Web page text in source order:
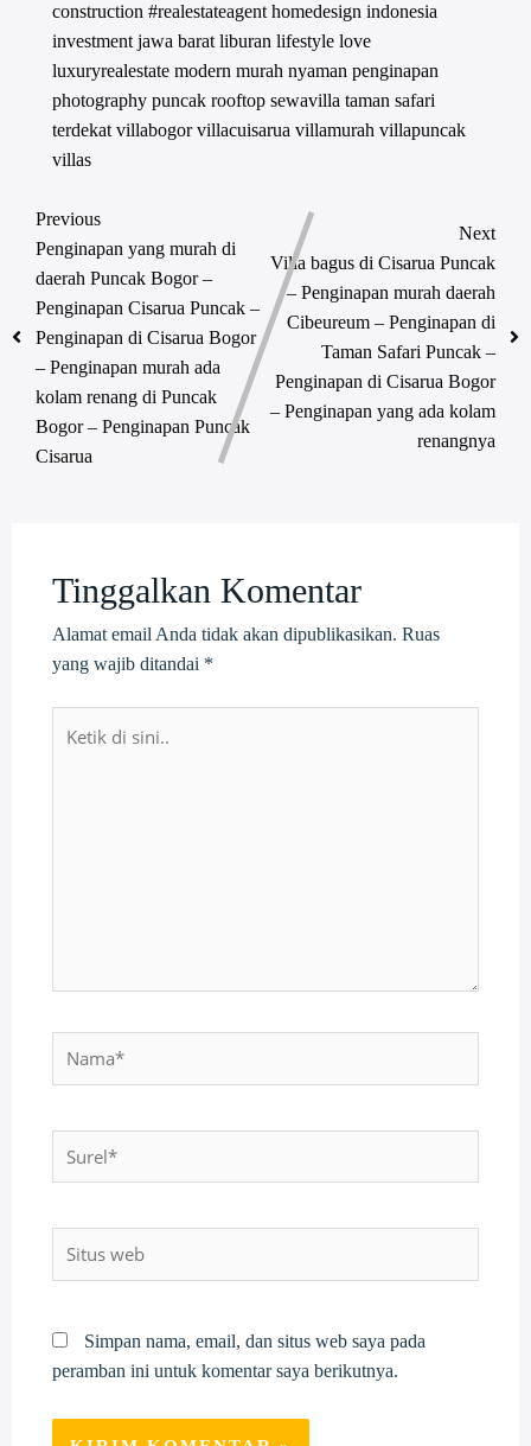
construction #realestateagent homedesign indonesia
investment jawa barat liburan lifestyle love
luxuryrealestate modern murah nyaman penginapan
photography puncak rooftop sewavilla taman safari
terdekat villabogorvillacuisarua villamurah villapuncak
villas
Previous
Penginapan yang murah di
daerah Puncak Bogor –
Penginapan Cisarua Puncak –
Penginapan di Cisarua Bogor
– Penginapan murah ada
kolam renang di Puncak
Bogor – Penginapan Puncak
Cisarua
Next
Villa bagus di Cisarua Puncak
– Penginapan murah daerah
Cibeureum – Penginapan di
Taman Safari Puncak –
Penginapan di Cisarua Bogor
– Penginapan yang ada kolam
renangnya
Tinggalkan Komentar
Alamat email Anda tidak akan dipublikasikan. Ruas
yang wajib ditandai *
Simpan nama, email, dan situs web saya pada
peramban ini untuk komentar saya berikutnya.